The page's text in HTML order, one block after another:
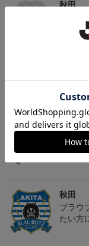
秋田
愛する
ック♪
秋田
こだ
の必須
秋田
ブラウ
たい方